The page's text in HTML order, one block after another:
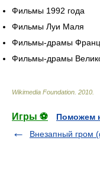
Фильмы 1992 года
Фильмы Луи Маля
Фильмы-драмы
Фильмы-драмы
Wikimedia Foundation 2010
Игры ⚽
Поможем
Внезапный гром